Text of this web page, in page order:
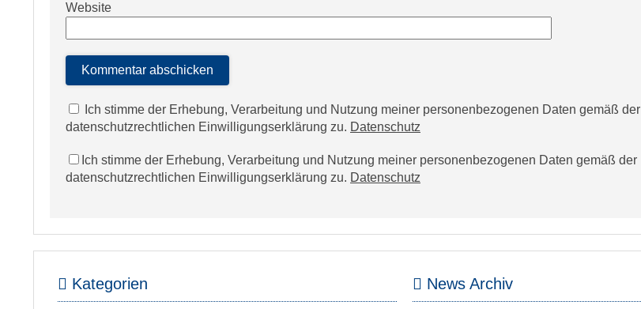
Website
Ich stimme der Erhebung, Verarbeitung und Nutzung meiner personenbezogenen Daten gemäß der
datenschutzrechtlichen Einwilligungserklärung zu. Datenschutz
Ich stimme der Erhebung, Verarbeitung und Nutzung meiner personenbezogenen Daten gemäß der
datenschutzrechtlichen Einwilligungserklärung zu. Datenschutz
Kategorien News Archiv